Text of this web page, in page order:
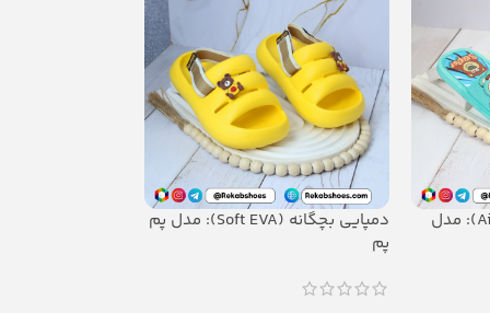
دمپایی بچگانه(Airblowing): مدل
دمپایی بچگانه (Soft EVA): مدل پم
پم